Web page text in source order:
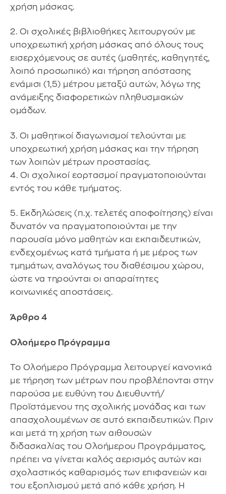
χρήση μάσκας.
2. Οι σχολικές βιβλιοθήκες λειτουργούν με
υποχρεωτική χρήση μάσκας από όλους τους
εισερχόμενους σε αυτές (μαθητές, καθηγητές,
λοιπό προσωπικό) και τήρηση απόστασης
ενάμισι (1,5) μέτρου μεταξύ αυτών, λόγω της
ανάμειξης διαφορετικών πληθυσμιακών
ομάδων.
3. Οι μαθητικοί διαγωνισμοί τελούνται με
υποχρεωτική χρήση μάσκας και την τήρηση
των λοιπών μέτρων προστασίας.
4. Οι σχολικοί εορτασμοί πραγματοποιούνται
εντός του κάθε τμήματος.
5. Εκδηλώσεις (π.χ. τελετές αποφοίτησης) είναι
δυνατόν να πραγματοποιούνται με την
παρουσία μόνο μαθητών και εκπαιδευτικών,
ενδεχομένως κατά τμήματα ή με μέρος των
τμημάτων, αναλόγως του διαθέσιμου χώρου,
ώστε να τηρούνται οι απαραίτητες
κοινωνικές αποστάσεις.
Άρθρο 4
Ολοήμερο Πρόγραμμα
Το Ολοήμερο Πρόγραμμα λειτουργεί κανονικά
με τήρηση των μέτρων που προβλέπονται στην
παρούσα με ευθύνη του Διευθυντή/
Προϊστάμενου της σχολικής μονάδας και των
απασχολουμένων σε αυτό εκπαιδευτικών. Πριν
και μετά τη χρήση των αιθουσών
διδασκαλίας του Ολοήμερου Προγράμματος,
πρέπει να γίνεται καλός αερισμός αυτών και
σχολαστικός καθαρισμός των επιφανειών και
του εξοπλισμού μετά από κάθε χρήση. Η